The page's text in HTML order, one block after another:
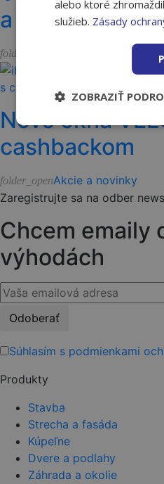
a užívaj 2026
folder_open Akcie a novinky
Nové okná
cashbackom
folder_openAkcie a novinky
Zaregistrujte sa na odber
Chcem emaily
výhodách
Please
this
empty.
Súhlasím s podmienkami
Produkty
Stavba
Strecha a fasáda
Kúpeľne
Dvere a podlahy
Záhrada a okolie
alebo ktoré
služieb. Zásady
ZOBRAZIŤ